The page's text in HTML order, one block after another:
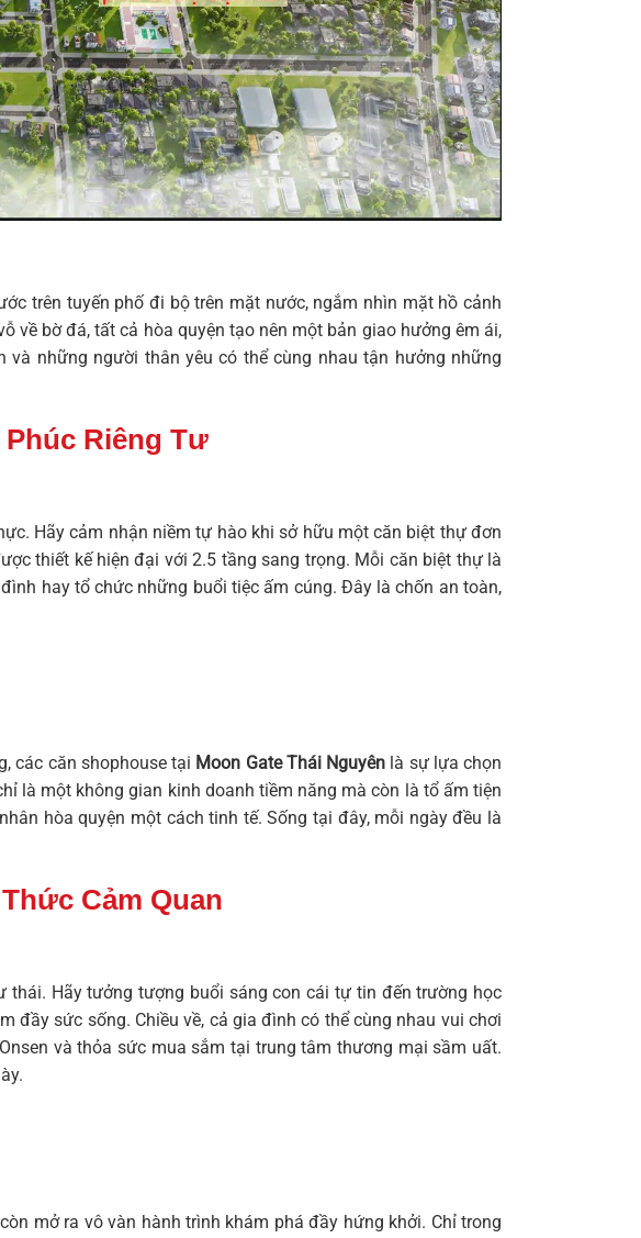
trên tuyến phố đi bộ trên mặt nước, ngắm nhìn mặt hồ cảnh
về bờ đá, tất cả hòa quyện tạo nên một bản giao hưởng êm ái,
những người thân yêu có thể cùng nhau tận hưởng những
Riêng Tư
Hãy cảm nhận niềm tự hào khi sở hữu một căn biệt thự đơn
thiết kế hiện đại với 2.5 tầng sang trọng. Mỗi căn biệt thự là
hay tổ chức những buổi tiệc ấm cúng. Đây là chốn an toàn,
các căn shophouse tại Moon Gate Thái Nguyên là sự lựa chọn
là một không gian kinh doanh tiềm năng mà còn là tổ ấm tiện
hòa quyện một cách tinh tế. Sống tại đây, mỗi ngày đều là
Cảm Quan
Hãy tưởng tượng buổi sáng con cái tự tin đến trường học
đầy sức sống. Chiều về, cả gia đình có thể cùng nhau vui chơi
và thỏa sức mua sắm tại trung tâm thương mại sầm uất.
mở ra vô vàn hành trình khám phá đầy hứng khởi. Chỉ trong